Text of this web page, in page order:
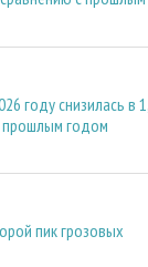
году снизилась в
прошлым годом
пик грозовых